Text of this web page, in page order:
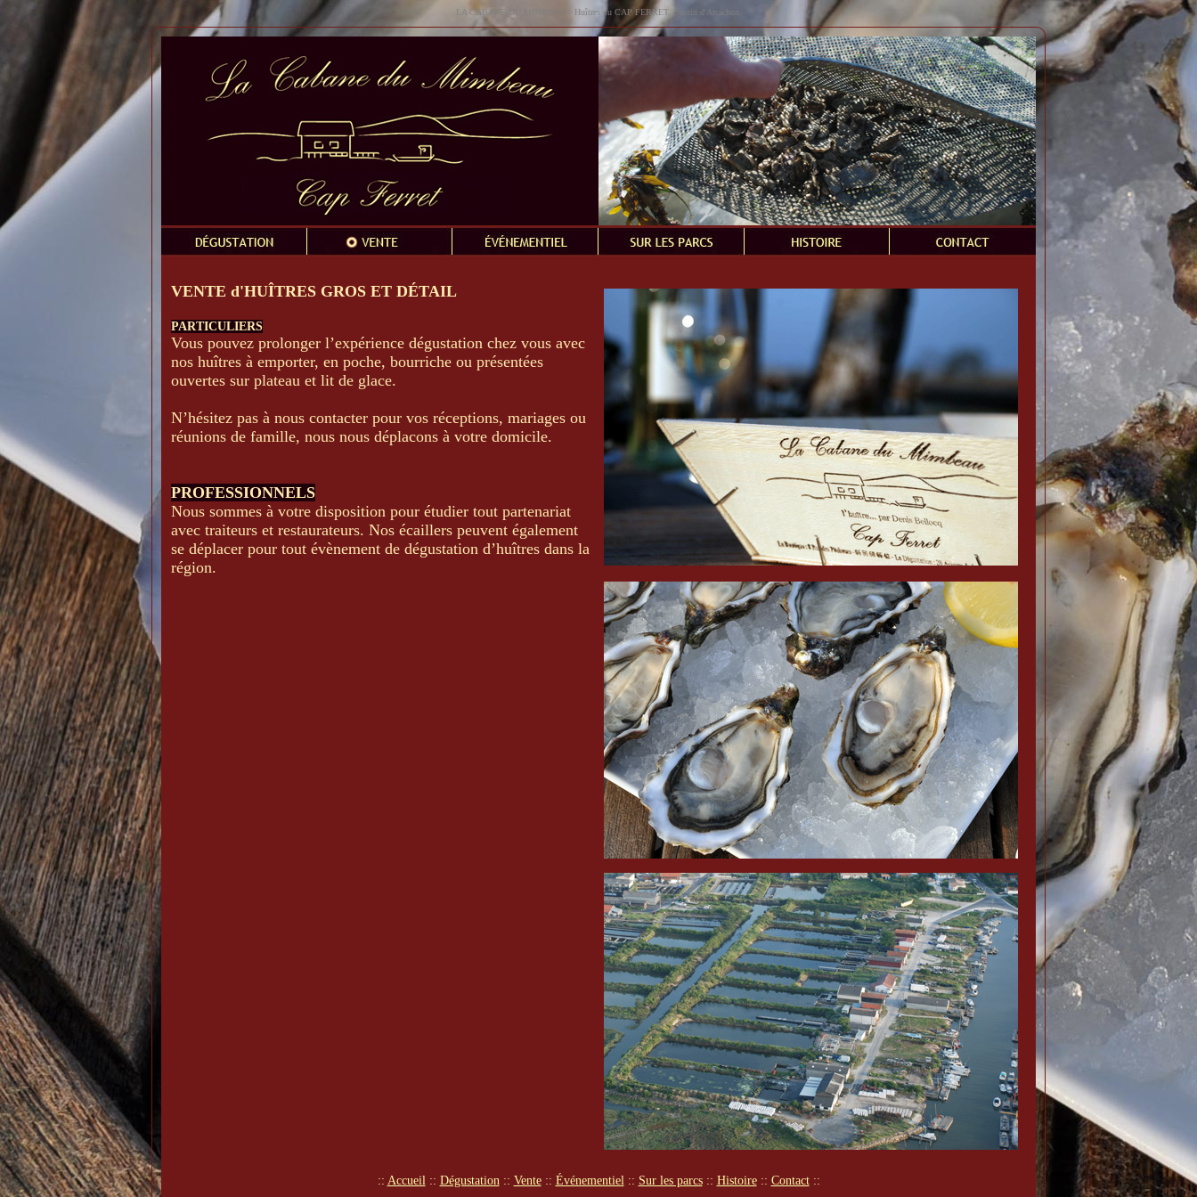
LA CABANE DU MIMBEAU - Huîtres du CAP FERRET, Bassin d'Arcachon.
VENTE d'HUÎTRES GROS ET DÉTAIL
PARTICULIERS
Vous pouvez prolonger l’expérience dégustation chez vous avec
nos huîtres à emporter, en poche, bourriche ou présentées
ouvertes sur plateau et lit de glace.
N’hésitez pas à nous contacter pour vos réceptions, mariages ou
réunions de famille, nous nous déplacons à votre domicile.
PROFESSIONNELS
Nous sommes à votre disposition pour étudier tout partenariat
avec traiteurs et restaurateurs. Nos écaillers peuvent également
se déplacer pour tout évènement de dégustation d’huîtres dans la
région.
:: Accueil:: Dégustation:: Vente:: Événementiel:: Sur les parcs:: Histoire:: Contact::